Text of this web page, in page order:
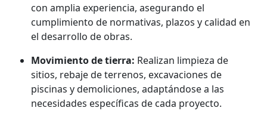
con amplia experiencia, asegurando el
cumplimiento de normativas, plazos y calidad en
el desarrollo de obras.
Movimiento de tierra: Realizan limpieza de
sitios, rebaje de terrenos, excavaciones de
piscinas y demoliciones, adaptándose a las
necesidades específicas de cada proyecto.